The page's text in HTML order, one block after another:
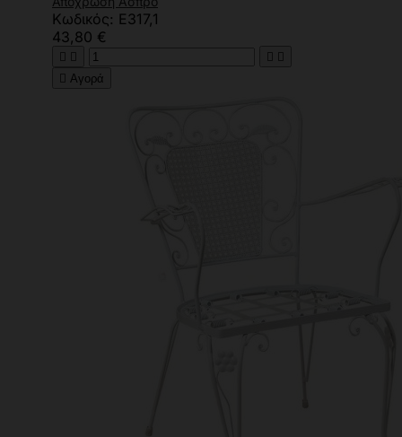
Κωδικός: Ε317,1
43,80 €
   
 Αγορά